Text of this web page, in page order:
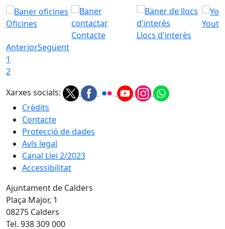
Oficines
Contacte
Llocs d'interès
AnteriorSegüent
1
2
Xarxes socials:
Crèdits
Contacte
Protecció de dades
Avís legal
Canal Llei 2/2023
Accessibilitat
Ajuntament de Calders
Plaça Major, 1
08275 Calders
Tel. 938 309 000